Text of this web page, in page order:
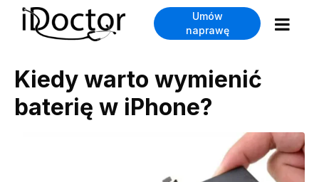
Umów
naprawę
Kiedy warto wymienić
baterię w iPhone?